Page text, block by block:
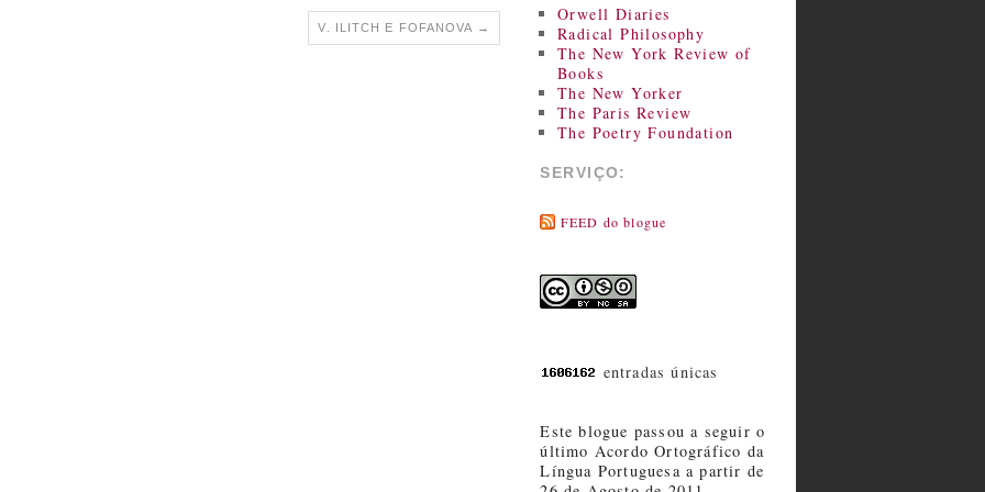
V. ILITCH E FOFANOVA →
Orwell Diaries
Radical Philosophy
The New York Review of
Books
The New Yorker
The Paris Review
The Poetry Foundation
SERVIÇO:
FEED do blogue
entradas únicas
Este blogue passou a seguir o
último Acordo Ortográfico da
Língua Portuguesa a partir de